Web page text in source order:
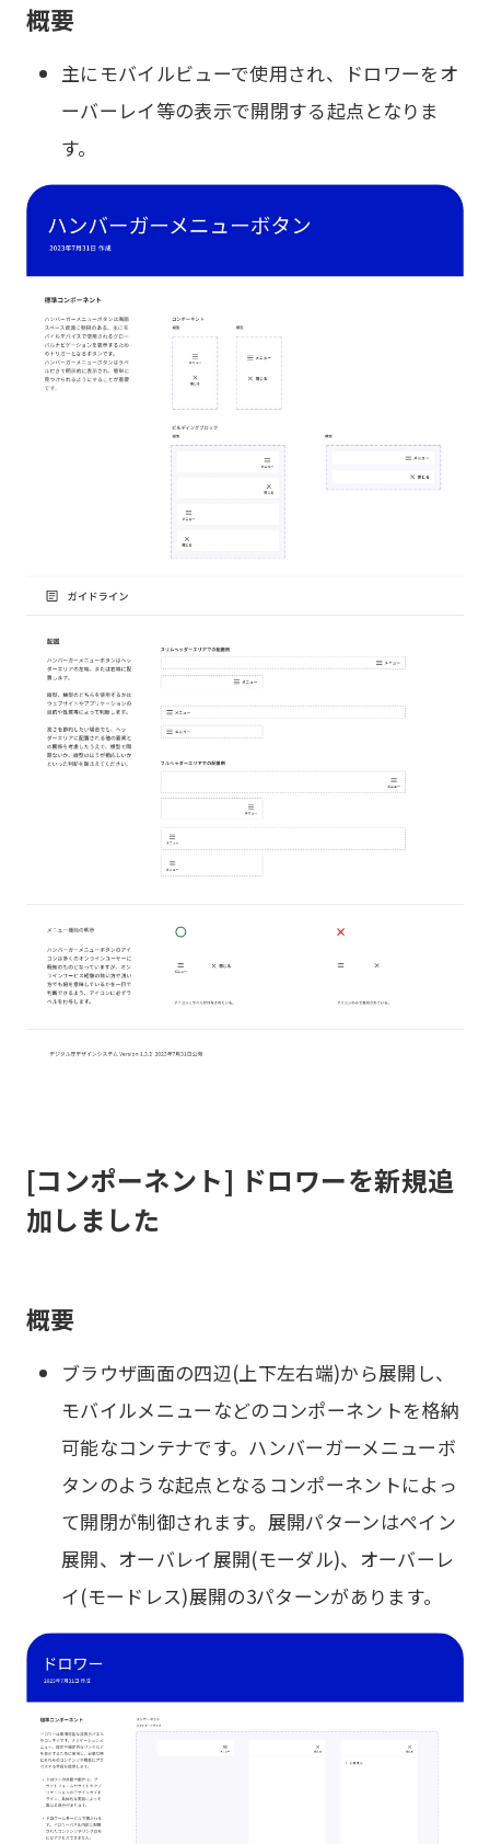
概要
主にモバイルビューで使用され、ドロワーをオ
ーバーレイ等の表示で開閉する起点となりま
す。
[コンポーネント] ドロワーを新規追
加しました
概要
ブラウザ画面の四辺(上下左右端)から展開し、
モバイルメニューなどのコンポーネントを格納
可能なコンテナです。ハンバーガーメニューボ
タンのような起点となるコンポーネントによっ
て開閉が制御されます。展開パターンはペイン
展開、オーバレイ展開(モーダル)、オーバーレ
イ(モードレス)展開の3パターンがあります。